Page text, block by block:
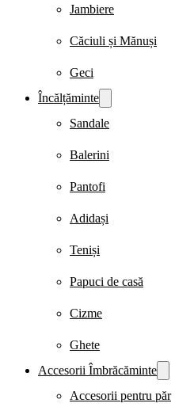
Jambiere
Căciuli și Mănuși
Geci
Încălțăminte
Sandale
Balerini
Pantofi
Adidași
Teniși
Papuci de casă
Cizme
Ghete
Accesorii Îmbrăcăminte
Accesorii pentru păr